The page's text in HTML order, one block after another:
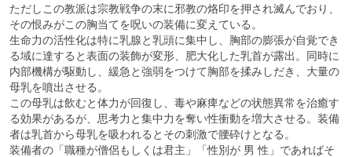
ただしこの教派は宗教戦争の末に邪教の烙印を押され滅んでおり、
その恨みがこの胸当てを呪いの装備に変えている。
生命力の活性化は特に乳腺と乳頭に集中し、胸部の膨張が自覚でき
る域に達すると表面の装飾が変形、肥大化した乳首が露出。同時に
内部機構が駆動し、緩急と強弱をつけて胸部を揉みしだき、大量の
母乳を噴出させる。
この母乳は飲むと体力が回復し、毒や麻痺などの状態異常を治癒す
る効果があるが、思考力と集中力を奪い性衝動を増大させる。装備
者は乳首から母乳を吸われるとその刺激で腰砕けとなる。
装備者の「職種が僧侶もしくは君主」「性別が 男 性」であればそ